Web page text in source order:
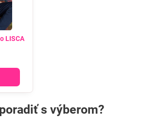
LISCA
s výberom?